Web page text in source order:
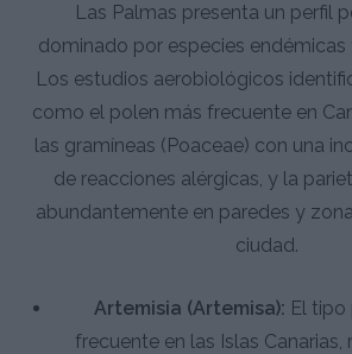
Las Palmas presenta un perfil
dominado por especies endémicas
Los estudios aerobiológicos
como el polen más frecuente en
las gramíneas (Poaceae) con una
de reacciones alérgicas, y la
abundantemente en paredes y
ciudad.
Artemisia (Artemisa): El tipo
frecuente en las Islas